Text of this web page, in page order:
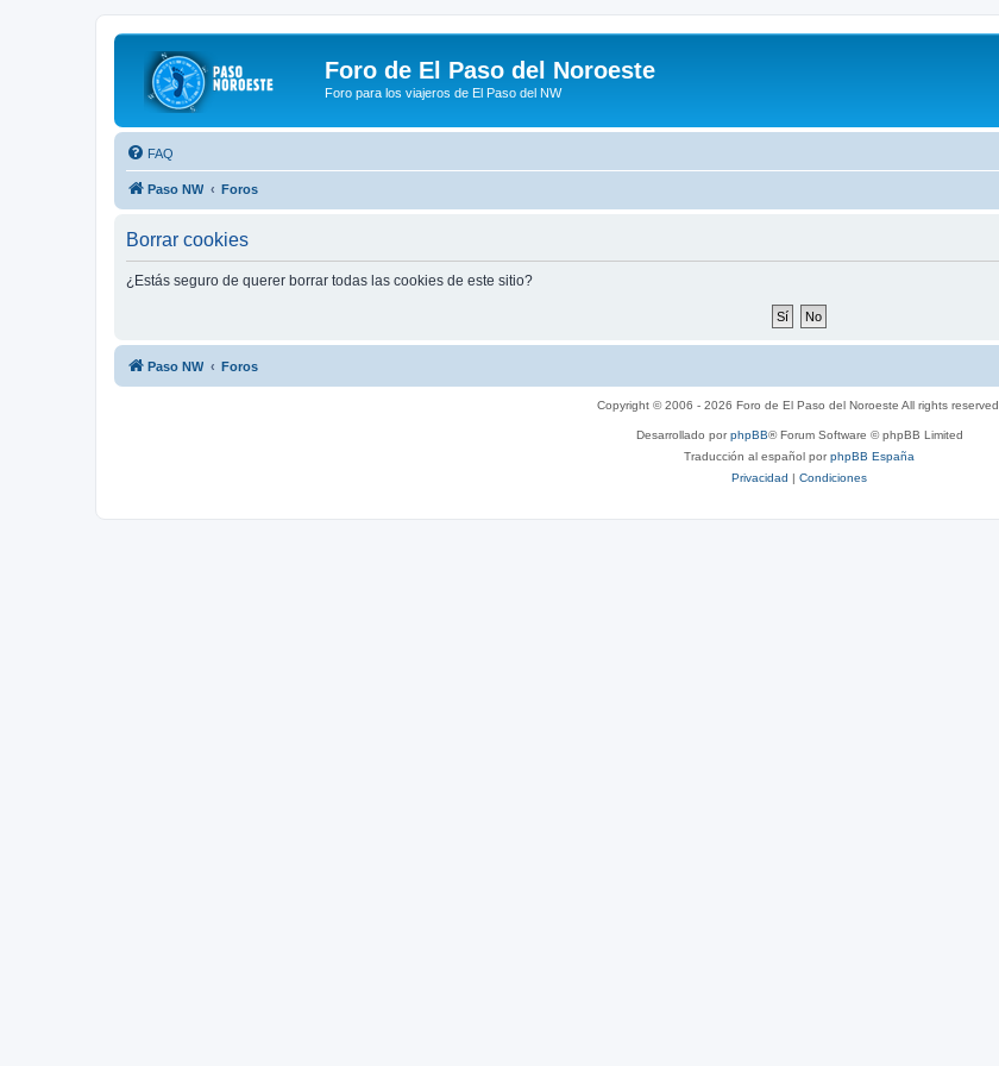
Foro de El Paso del Noroeste
Foro para los viajeros de El Paso del NW
FAQ
Paso NW Foros
Borrar cookies
¿Estás seguro de querer borrar todas las cookies de este sitio?
Paso NW Foros
Copyright © 2006 - 2026 Foro de El Paso del Noroeste All rights reserved.
Desarrollado porphpBB® Forum Software © phpBB Limited
Traducción al español porphpBB España
Privacidad | Condiciones